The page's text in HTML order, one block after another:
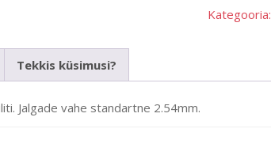
kogus
Kategooria:
Tekkis küsimusi?
Jalgade vahe standartne 2.54mm.